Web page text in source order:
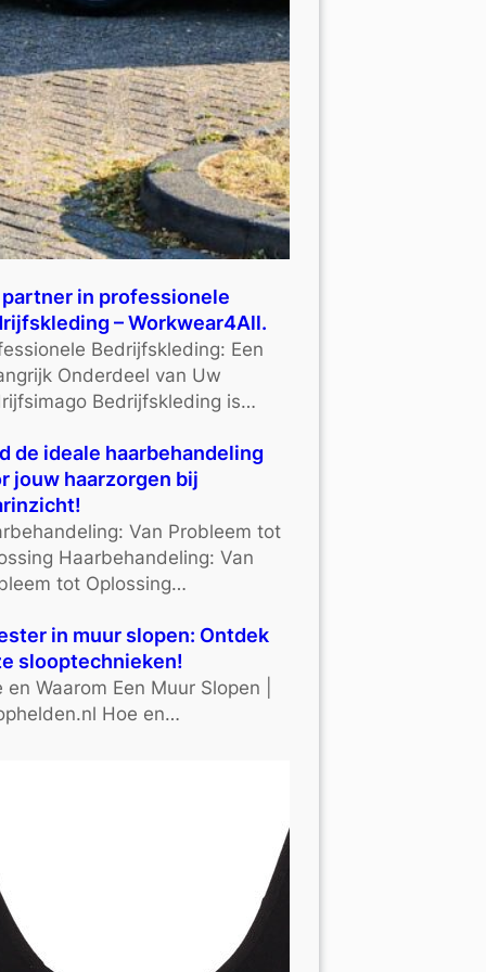
partner in professionele
– Workwear4All.
Bedrijfskleding: Een
Onderdeel van Uw
Bedrijfskleding is…
de ideale haarbehandeling
jouw haarzorgen bij
Van Probleem tot
Haarbehandeling: Van
tot Oplossing…
in muur slopen: Ontdek
slooptechnieken!
en Waarom Een Muur Slopen |
Hoe en…